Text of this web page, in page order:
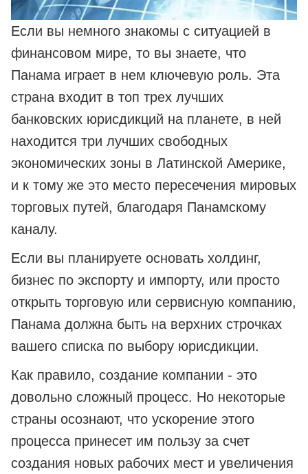
Если вы немного знакомы с ситуацией в
финансовом мире, то вы знаете, что
Панама играет в нем ключевую роль. Эта
страна входит в топ трех лучших
банковских юрисдикций на планете, в ней
находится три лучших свободных
экономических зоны в Латинской Америке,
и к тому же это место пересечения мировых
торговых путей, благодаря Панамскому
каналу.
Если вы планируете основать холдинг,
бизнес по экспорту и импорту, или просто
открыть торговую или сервисную компанию,
Панама должна быть на верхних строчках
вашего списка по выбору юрисдикции.
Как правило, создание компании - это
довольно сложный процесс. Но некоторые
страны осознают, что ускорение этого
процесса принесет им пользу за счет
создания новых рабочих мест и увеличения